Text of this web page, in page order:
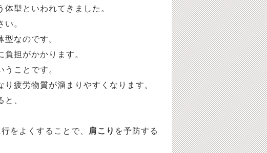
型といわれてきました。
。
型なのです。
担がかかります。
ことです。
疲労物質が溜まりやすくなります。
、
をよくすることで、
肩こり を予防する